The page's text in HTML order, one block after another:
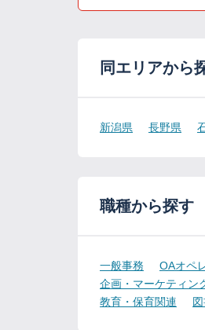
同エリアから
新潟県 長野県
職種から探す
一般事務 OAオペ
企画・マーケティン
教育・保育関連